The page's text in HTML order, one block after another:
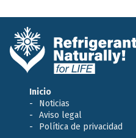
Inicio
Noticias
Aviso legal
Política de privacidad